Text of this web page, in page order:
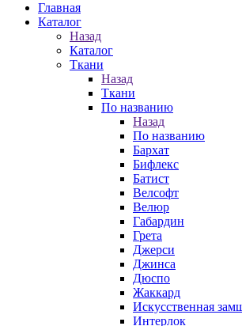
Главная
Каталог
Назад
Каталог
Ткани
Назад
Ткани
По названию
Назад
По названию
Бархат
Бифлекс
Батист
Велсофт
Велюр
Габардин
Грета
Джерси
Джинса
Дюспо
Жаккард
Искусственная
Интерлок